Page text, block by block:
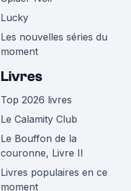
Lucky
Les nouvelles séries du
moment
Livres
Top 2026 livres
Le Calamity Club
Le Bouffon de la
couronne, Livre II
Livres populaires en ce
moment